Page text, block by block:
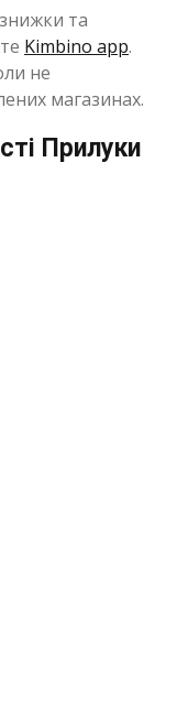
та
Kimbino app.
не
магазинах.
Прилуки